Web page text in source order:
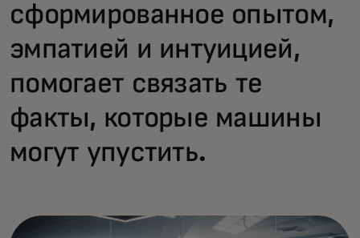
сформированное опытом,
эмпатией и интуицией,
помогает связать те
факты, которые машины
могут упустить.